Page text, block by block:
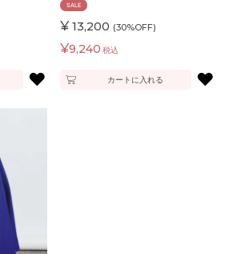
♥
SALE
¥ 13,200 (30%OFF)
¥9,240 税込
カートに入れる ♥